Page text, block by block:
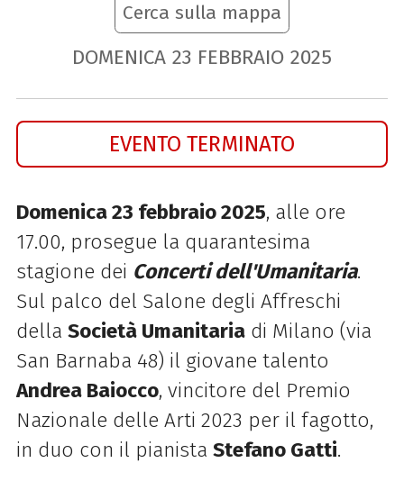
Cerca sulla mappa
DOMENICA 23 FEBBRAIO 2025
EVENTO TERMINATO
Domenica 23 febbraio 2025, alle ore
17.00, prosegue la quarantesima
stagione dei Concerti dell'Umanitaria.
Sul palco del Salone degli Affreschi
della Società Umanitariadi Milano (via
San Barnaba 48) il giovane talento
Andrea Baiocco, vincitore del Premio
Nazionale delle Arti 2023 per il fagotto,
in duo con il pianista Stefano Gatti.